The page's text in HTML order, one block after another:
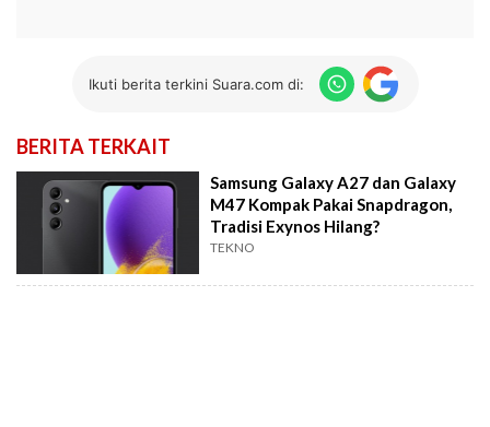
Ikuti berita terkini Suara.com di:
BERITA TERKAIT
Samsung Galaxy A27 dan Galaxy
M47 Kompak Pakai Snapdragon,
Tradisi Exynos Hilang?
TEKNO